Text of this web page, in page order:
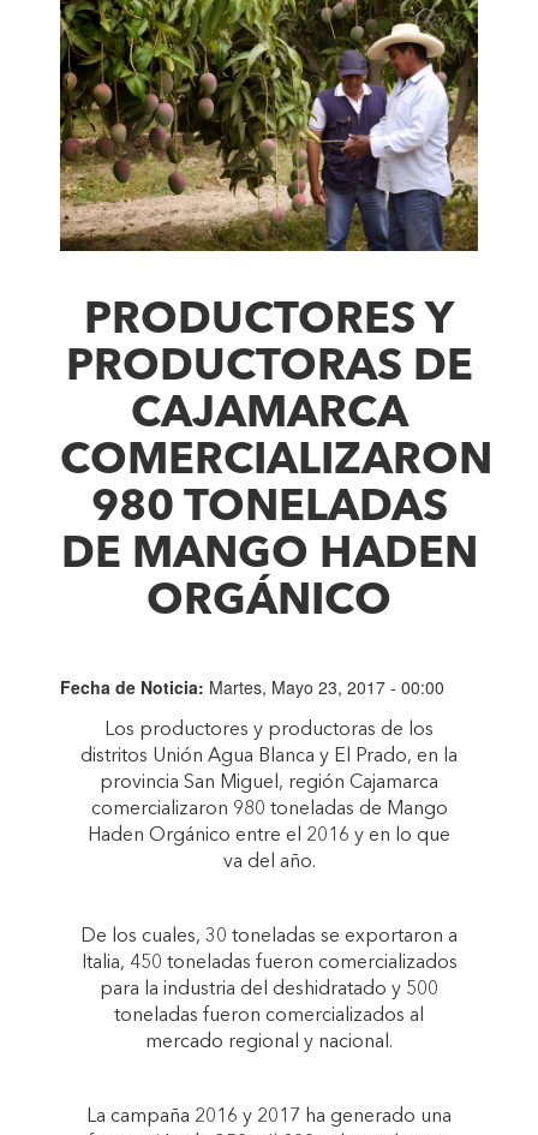
PRODUCTORES Y
PRODUCTORAS DE
CAJAMARCA
COMERCIALIZARON
980 TONELADAS
DE MANGO HADEN
ORGÁNICO
Fecha de Noticia: Martes, Mayo 23, 2017 - 00:00
Los productores y productoras de los
distritos Unión Agua Blanca y El Prado, en la
provincia San Miguel, región Cajamarca
comercializaron 980 toneladas de Mango
Haden Orgánico entre el 2016 y en lo que
va del año.
De los cuales, 30 toneladas se exportaron a
Italia, 450 toneladas fueron comercializados
para la industria del deshidratado y 500
toneladas fueron comercializados al
mercado regional y nacional.
La campaña 2016 y 2017 ha generado una